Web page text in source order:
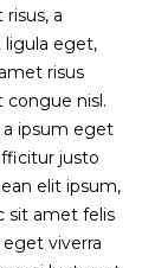
a
ligula eget,
risus
congue nisl.
ipsum eget
justo
elit ipsum,
sit amet felis
viverra